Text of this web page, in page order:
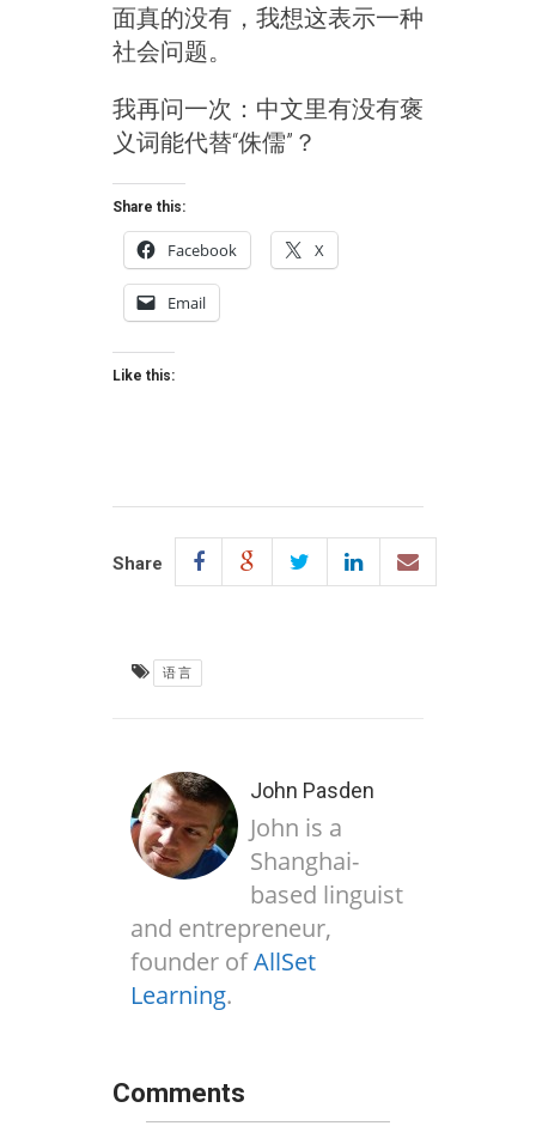
面真的没有，我想这表示一种
社会问题。
我再问一次：中文里有没有褒
义词能代替“侏儒”？
Share this:
Facebook X
Email
Like this:
Share
语言
John Pasden
John is a
Shanghai-
based linguist
and entrepreneur,
founder ofAllSet
Learning.
Comments